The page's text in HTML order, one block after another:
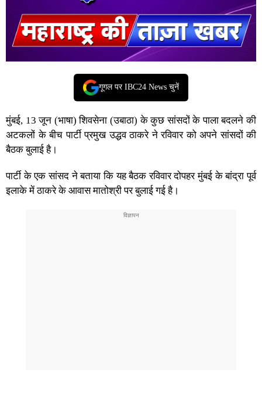
गूगल पर IBC24 News चुनें
मुंबई, 13 जून (भाषा) शिवसेना (उबाठा) के कुछ सांसदों के पाला बदलने की
अटकलों के बीच पार्टी प्रमुख उद्धव ठाकरे ने रविवार को अपने सांसदों की
बैठक बुलाई है।
पार्टी के एक सांसद ने बताया कि यह बैठक रविवार दोपहर मुंबई के बांद्रा पूर्व
इलाके में ठाकरे के आवास मातोश्री पर बुलाई गई है।